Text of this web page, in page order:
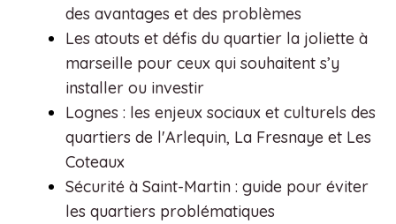
des avantages et des problèmes
Les atouts et défis du quartier la joliette à
marseille pour ceux qui souhaitent s’y
installer ou investir
Lognes : les enjeux sociaux et culturels des
quartiers de l'Arlequin, La Fresnaye et Les
Coteaux
Sécurité à Saint-Martin : guide pour éviter
les quartiers problématiques